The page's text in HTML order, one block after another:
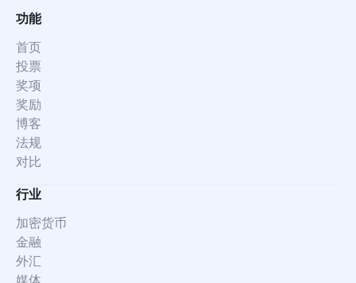
功能
首页
投票
奖项
奖励
博客
法规
对比
行业
加密货币
金融
外汇